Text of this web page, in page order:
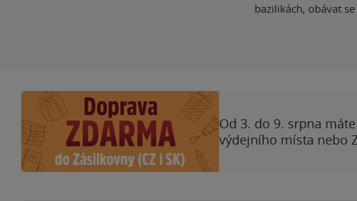
bazilikách, obávat
Od 3. do 9. srpna
výdejního místa nebo